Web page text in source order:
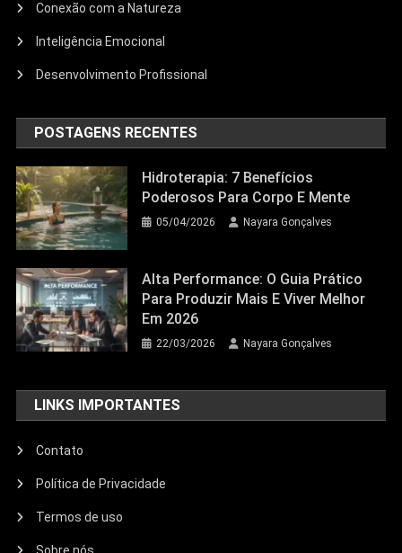
Conexão com a Natureza
Inteligência Emocional
Desenvolvimento Profissional
POSTAGENS RECENTES
Hidroterapia: 7 Benefícios
Poderosos Para Corpo E Mente
05/04/2026 Nayara Gonçalves
Alta Performance: O Guia Prático
Para Produzir Mais E Viver Melhor
Em 2026
22/03/2026 Nayara Gonçalves
LINKS IMPORTANTES
Contato
Política de Privacidade
Termos de uso